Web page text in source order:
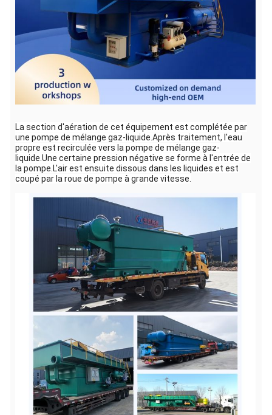
La section d'aération de cet équipement est complétée par
une pompe de mélange gaz-liquide.Après traitement, l'eau
propre est recirculée vers la pompe de mélange gaz-
liquide.Une certaine pression négative se forme à l'entrée de
la pompe.L'air est ensuite dissous dans les liquides et est
coupé par la roue de pompe à grande vitesse.